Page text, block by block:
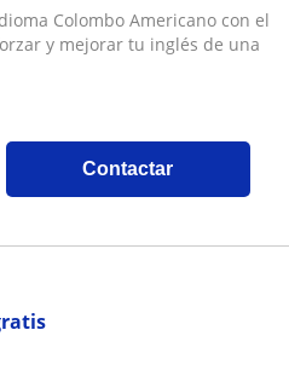
Colombo Americano con el
y mejorar tu inglés de una
Contactar